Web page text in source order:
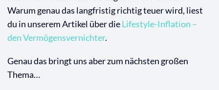
Warum genau das langfristig richtig teuer wird, liest
du in unserem Artikel über dieLifestyle-Inflation –
den Vermögensvernichter.
Genau das bringt uns aber zum nächsten großen
Thema…